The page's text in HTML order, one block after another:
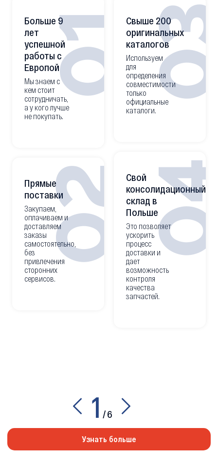
01
Больше 9
лет
успешной
работы с
Европой
Мы знаем с
кем стоит
сотрудничать,
а у кого лучше
не покупать.
02
Прямые
поставки
Закупаем,
оплачиваем и
доставляем
заказы
самостоятельно,
без
привлечения
сторонних
сервисов.
Свыше 200
оригинальных
каталогов
Используем
для
определения
совместимости
только
официальные
каталоги.
Свой
консолидационный
склад в
Польше
Это позволяет
ускорить
процесс
доставки и
дает
возможность
контроля
качества
запчастей.
1 /6
Узнать больше